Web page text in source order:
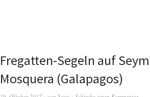
Fregatten-Segeln auf
Mosquera (Galapagos)